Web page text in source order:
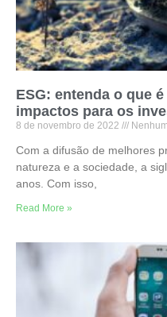
ESG: entenda o que
impactos para os
8 de novembro de 2022
Com a difusão de melhores
natureza e a sociedade, a
anos. Com isso,
Read More »